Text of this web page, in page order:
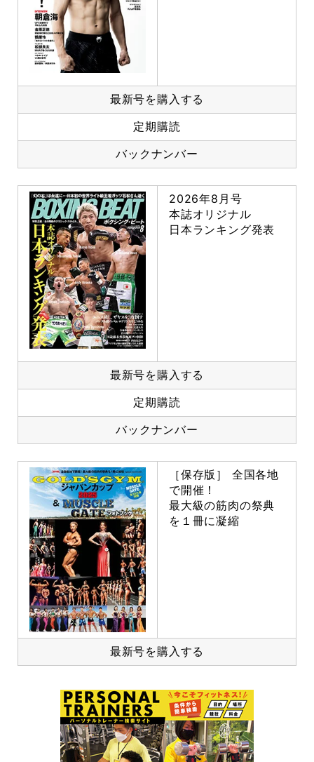
最新号を購入する
定期購読
バックナンバー
2026年8月号
本誌オリジナル
日本ランキング発表
最新号を購入する
定期購読
バックナンバー
［保存版］ 全国各地
で開催！
最大級の筋肉の祭典
を１冊に凝縮
最新号を購入する